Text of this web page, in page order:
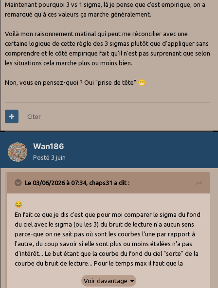
Maintenant pourquoi 3 vs 1 sigma, là je pense que c'est empirique, on a
remarqué qu'à ces valeurs ça marche généralement.
Voilà mon raisonnement matinal qui peut me réconcilier avec une
certaine logique de cette règle des 3 sigmas plutôt que d'appliquer sans
comprendre et le côté empirique fait qu'il n'est pas surprenant que selon
les situations cela marche plus ou moins bien.
Non, vous en pensez-quoi ? Oui "prise de tête" 😁
Citer
Wan186
Posté 3 juin
Le 03/06/2026 à 07:34, chaps31 a dit :
😂
En fait ce que je dis c'est que pour moi comparer le sigma du fond
du ciel avec le sigma (ou les 3) du bruit de lecture n'a aucun sens
parce-que on ne sait pas où sont les courbes l'une par rapport à
l'autre, du coup savoir si elle sont plus ou moins étalées n'a pas
d'intérêt... Le but étant que la courbe du fond du ciel "sorte" de la
courbe du bruit de lecture... Pour le temps max il faut que la
limitant) ressorte, à mon avis du coup l'intérêt là est plutôt de
Voir davantage